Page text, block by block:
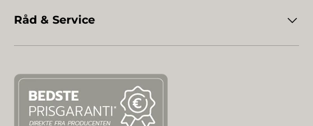
Råd & Service